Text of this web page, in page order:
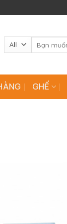
kiếm:
GHẾ